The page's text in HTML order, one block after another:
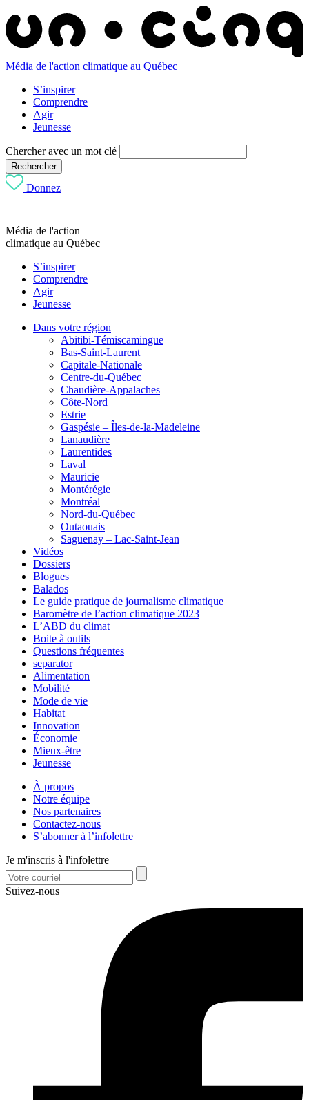
Média de l'action climatique au Québec
S’inspirer
Comprendre
Agir
Jeunesse
Chercher avec un mot clé
Rechercher
Donnez
Média de l'action
climatique au Québec
S’inspirer
Comprendre
Agir
Jeunesse
Dans votre région
Abitibi-Témiscamingue
Bas-Saint-Laurent
Capitale-Nationale
Centre-du-Québec
Chaudière-Appalaches
Côte-Nord
Estrie
Gaspésie – Îles-de-la-Madeleine
Lanaudière
Laurentides
Laval
Mauricie
Montérégie
Montréal
Nord-du-Québec
Outaouais
Saguenay – Lac-Saint-Jean
Vidéos
Dossiers
Blogues
Balados
Le guide pratique de journalisme climatique
Baromètre de l’action climatique 2023
L’ABD du climat
Boite à outils
Questions fréquentes
separator
Alimentation
Mobilité
Mode de vie
Habitat
Innovation
Économie
Mieux-être
Jeunesse
À propos
Notre équipe
Nos partenaires
Contactez-nous
S’abonner à l’infolettre
Je m'inscris à l'infolettre
Suivez-nous